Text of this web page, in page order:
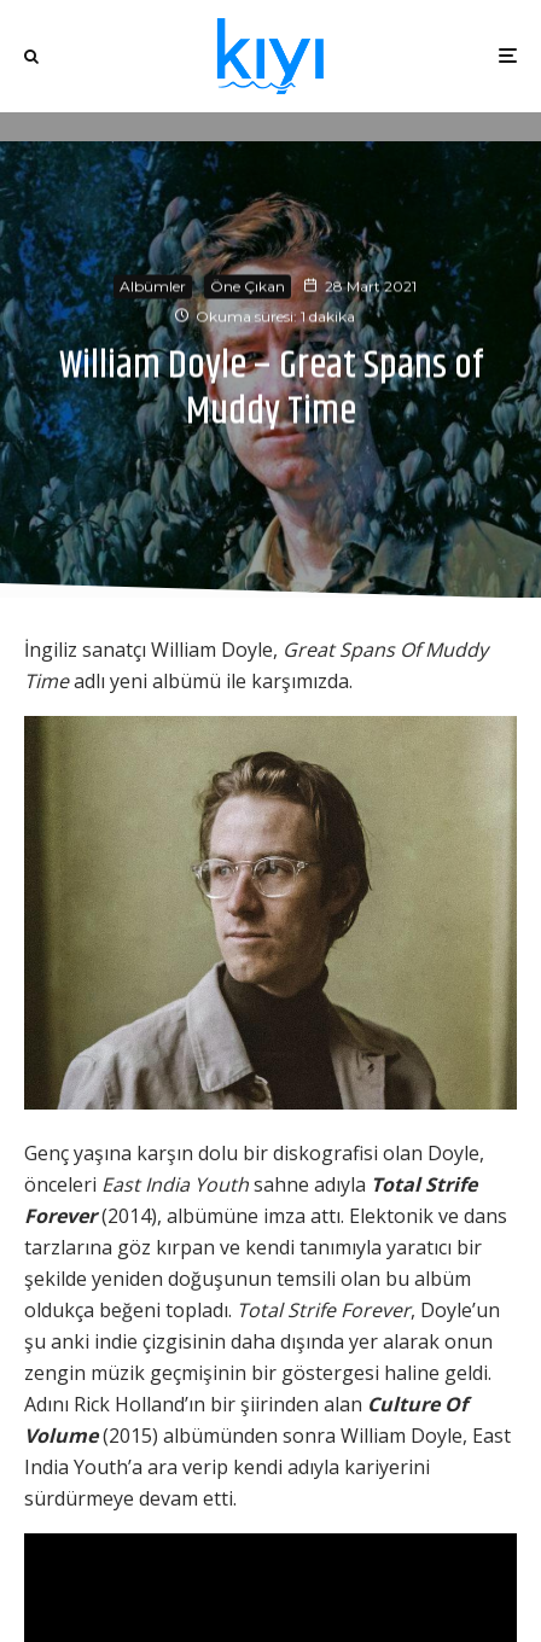
Albümler Öne Çıkan
28 Mart 2021
Okuma süresi: 1 dakika
William Doyle – Great Spans of
Muddy Time
İngiliz sanatçı William Doyle, Great Spans Of Muddy
Timeadlı yeni albümü ile karşımızda.
Genç yaşına karşın dolu bir diskografisi olan Doyle,
önceleri East India Youthsahne adıyla Total Strife
Forever(2014), albümüne imza attı. Elektonik ve dans
tarzlarına göz kırpan ve kendi tanımıyla yaratıcı bir
şekilde yeniden doğuşunun temsili olan bu albüm
oldukça beğeni topladı. Total Strife Forever, Doyle’un
şu anki indie çizgisinin daha dışında yer alarak onun
zengin müzik geçmişinin bir göstergesi haline geldi.
Adını Rick Holland’ın bir şiirinden alan Culture Of
Volume(2015) albümünden sonra William Doyle, East
India Youth’a ara verip kendi adıyla kariyerini
sürdürmeye devam etti.